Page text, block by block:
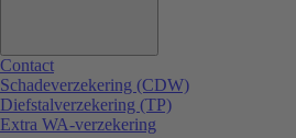
Contact
Schadeverzekering (CDW)
Diefstalverzekering (TP)
Extra WA-verzekering